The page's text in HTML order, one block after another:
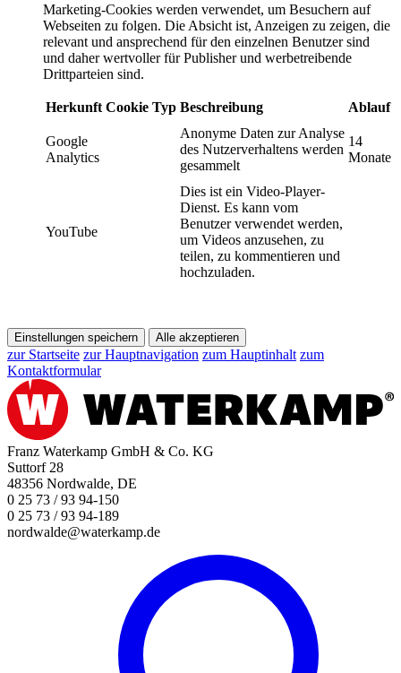
Marketing-Cookies werden verwendet, um Besuchern auf
Webseiten zu folgen. Die Absicht ist, Anzeigen zu zeigen, die
relevant und ansprechend für den einzelnen Benutzer sind
und daher wertvoller für Publisher und werbetreibende
Drittparteien sind.
Herkunft Cookie Typ Beschreibung Ablauf
Google
Analytics
Anonyme Daten zur Analyse
des Nutzerverhaltens werden
gesammelt
14
Monate
YouTube
Dies ist ein Video-Player-
Dienst. Es kann vom
Benutzer verwendet werden,
um Videos anzusehen, zu
teilen, zu kommentieren und
hochzuladen.
Einstellungen speichern Alle akzeptieren
zur Startseite zur Hauptnavigation zum Hauptinhalt zum
Kontaktformular
Franz Waterkamp GmbH & Co. KG
Suttorf 28
48356 Nordwalde, DE
0 25 73 / 93 94-150
0 25 73 / 93 94-189
nordwalde@waterkamp.de